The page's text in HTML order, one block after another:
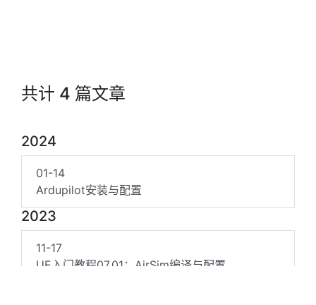
共计 4 篇文章
2024
01-14
Ardupilot安装与配置
2023
11-17
UE入门教程07.01：AirSim编译与配置